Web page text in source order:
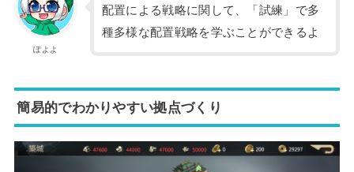
ぽよよ
配置による戦略に関して、「試練」で多
種多様な配置戦略を学ぶことができるよ
簡易的でわかりやすい拠点づくり